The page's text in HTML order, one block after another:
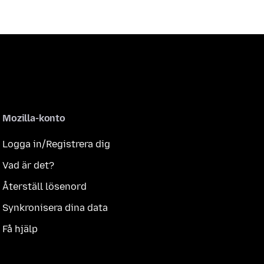
Mozilla-konto
Logga in/Registrera dig
Vad är det?
Återställ lösenord
Synkronisera dina data
Få hjälp